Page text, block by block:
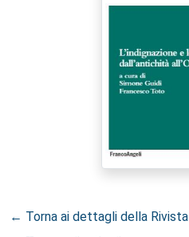
← Torna ai dettagli della Rivista